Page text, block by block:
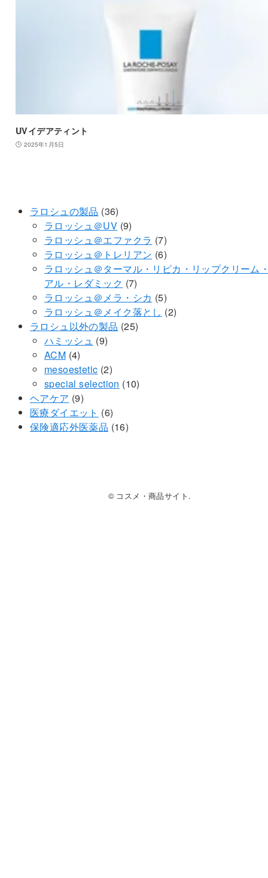
UVイデアティント
2025年1月5日
ラロシュの製品 3636
個
の
商
品
ラロッシュ＠UV 99
個
の
商
品
ラロッシュ＠エファクラ 77
個
の
品
ラロッシュ＠トレリアン 66
個
商
品
ラロッシュ＠ターマル・リピカ・リップクリーム
アル・レダミック 77
個
の
商
ラロッシュ＠メラ・シカ 55
個
ラロッシュ＠メイク落とし 22
ラロシュ以外の製品 2525
品
ハミッシュ 99
の
商
ACM 44
個
の
商
品
mesoestetic 22
個
商
品
special selection 1010
ヘアケア 99
個
の
医療ダイエット 66
個
保険適応外医薬品 1616
© コスメ・商品サイト.